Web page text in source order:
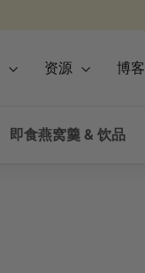
资源 博客
即食燕窝羹 & 饮品